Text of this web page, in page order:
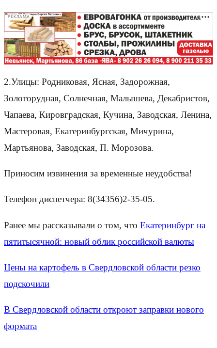
РЕКЛАМА
2.Улицы: Родниковая, Ясная, Задорожная,
Золоторудная, Солнечная, Малышева, Декабристов,
Чапаева, Кировградская, Кучина, Заводская, Ленина,
Мастеровая, Екатеринбургская, Мичурина,
Мартьянова, Заводская, П. Морозова.
Приносим извинения за временные неудобства!
Телефон диспетчера: 8(34356)2-35-05.
Ранее мы рассказывали о том, что Екатеринбург на
пятитысячной: новый облик российской валюты
Цены на картофель в Свердловской области резко
подскочили
В Свердловской области откроют заправки нового
формата